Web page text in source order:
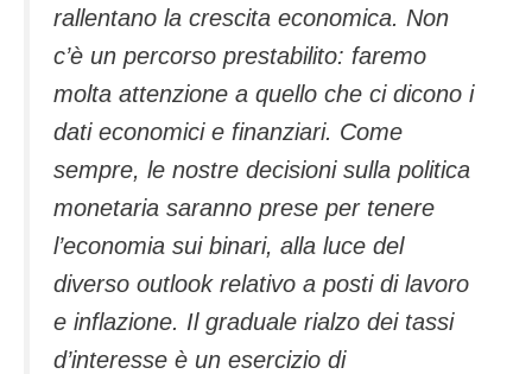
rallentano la crescita economica. Non
c’è un percorso prestabilito: faremo
molta attenzione a quello che ci dicono i
dati economici e finanziari. Come
sempre, le nostre decisioni sulla politica
monetaria saranno prese per tenere
l’economia sui binari, alla luce del
diverso outlook relativo a posti di lavoro
e inflazione. Il graduale rialzo dei tassi
d’interesse è un esercizio di